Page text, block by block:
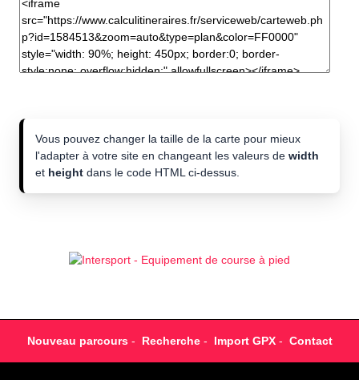
Vous pouvez changer la taille de la carte pour mieux
l'adapter à votre site en changeant les valeurs de width
et height dans le code HTML ci-dessus.
Nouveau parcours- Recherche- Import GPX- Contact